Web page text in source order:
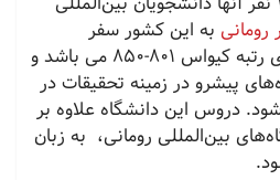
به این کشور سفر
کرده‌اند. این دانشگاه دارای رتبه کیواس 801-850 می باشد و
پیشرو در زمینه تحقیقات در
دروس این دانشگاه علاوه بر
بین‌المللی رومانی، به زبان